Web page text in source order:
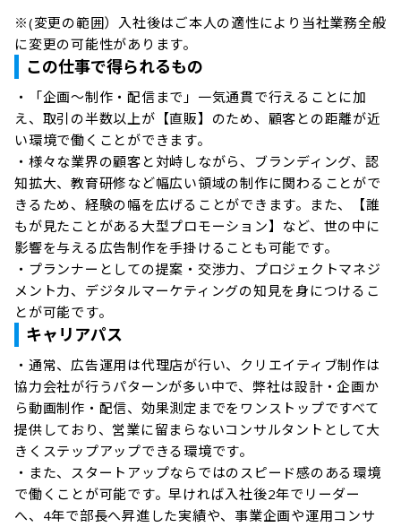
※(変更の範囲）入社後はご本人の適性により当社業務全般
に変更の可能性があります。
この仕事で得られるもの
・「企画〜制作・配信まで」一気通貫で行えることに加
え、取引の半数以上が【直販】のため、顧客との距離が近
い環境で働くことができます。
・様々な業界の顧客と対峙しながら、ブランディング、認
知拡大、教育研修など幅広い領域の制作に関わることがで
きるため、経験の幅を広げることができます。また、【誰
もが見たことがある大型プロモーション】など、世の中に
影響を与える広告制作を手掛けることも可能です。
・プランナーとしての提案・交渉力、プロジェクトマネジ
メント力、デジタルマーケティングの知見を身につけるこ
とが可能です。
キャリアパス
・通常、広告運用は代理店が行い、クリエイティブ制作は
協力会社が行うパターンが多い中で、弊社は設計・企画か
ら動画制作・配信、効果測定までをワンストップですべて
提供しており、営業に留まらないコンサルタントとして大
きくステップアップできる環境です。
・また、スタートアップならではのスピード感のある環境
で働くことが可能です。早ければ入社後2年でリーダー
へ、4年で部長へ昇進した実績や、事業企画や運用コンサ